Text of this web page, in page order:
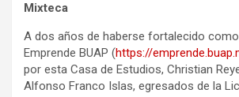
Mixteca
A dos años de haberse fortalecido
Emprende BUAP (https://
por esta Casa de Estudios, Christian
Alfonso Franco Islas, egresados de la